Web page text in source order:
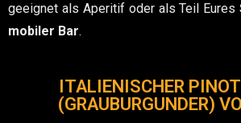
geeignet als Aperitif oder als Teil Eures
mobiler Bar.
ITALIENISCHER
(GRAUBURGUNDER)